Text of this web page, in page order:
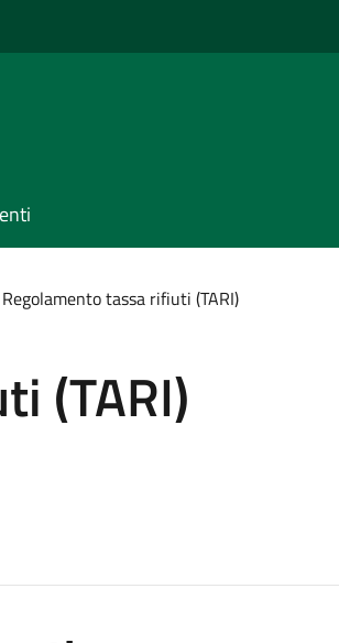
Regolamento tassa rifiuti (TARI)
(TARI)